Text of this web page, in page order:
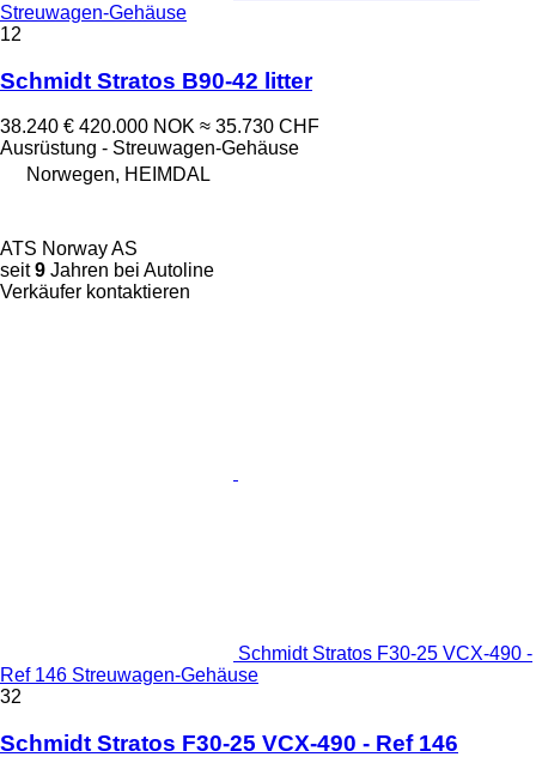
Streuwagen-Gehäuse
12
Schmidt Stratos B90-42 litter
38.240 € 420.000 NOK ≈ 35.730 CHF
Ausrüstung - Streuwagen-Gehäuse
Norwegen, HEIMDAL
ATS Norway AS
seit9 Jahren bei Autoline
Verkäufer kontaktieren
Schmidt Stratos F30-25 VCX-490 -
Ref 146 Streuwagen-Gehäuse
32
Schmidt Stratos F30-25 VCX-490 - Ref 146